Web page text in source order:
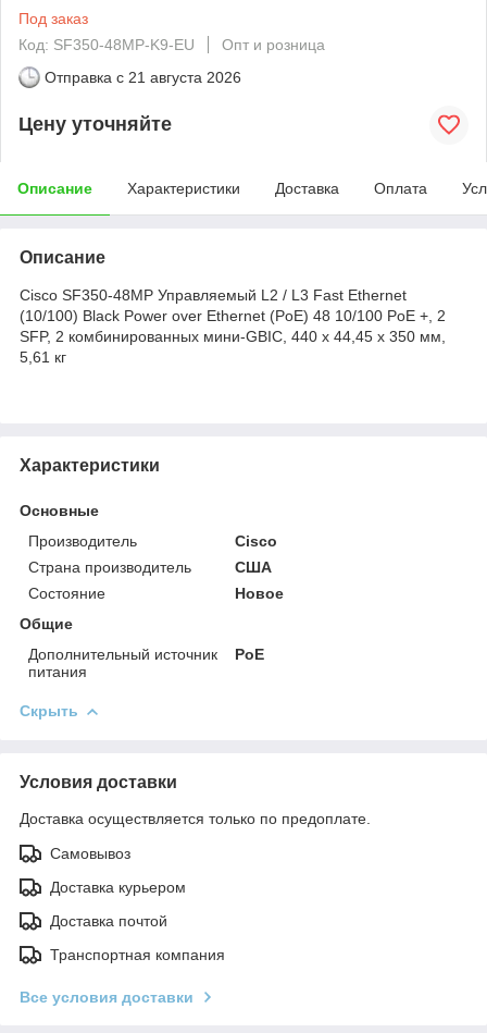
Под заказ
Код: SF350-48MP-K9-EU
Опт и розница
Отправка с 21 августа 2026
Цену уточняйте
Описание Характеристики Доставка Оплата
Описание
Cisco SF350-48MP Управляемый L2 / L3 Fast Ethernet
(10/100) Black Power over Ethernet (PoE) 48 10/100 PoE +, 2
SFP, 2 комбинированных мини-GBIC, 440 x 44,45 x 350 мм,
5,61 кг
Характеристики
Основные
Производитель
Cisco
Страна производитель
США
Состояние
Новое
Общие
Дополнительный источник
питания
PoE
Скрыть
Условия доставки
Доставка осуществляется только по предоплате.
Самовывоз
Доставка курьером
Доставка почтой
Транспортная компания
Все условия доставки